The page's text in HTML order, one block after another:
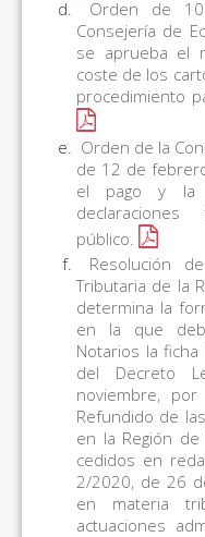
Orden de
Consejería de
se aprueba el
coste de los
procedimiento
Orden de la
de 12 de
el pago y la
público.
Resolución
Tributaria de la
determina la
en la que
Notarios la
del Decreto
noviembre,
Refundido de
en la Región
cedidos en
2/2020, de 26
en materia
actuaciones